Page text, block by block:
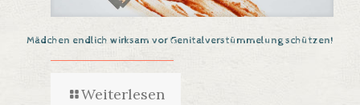
Mädchen endlich wirksam vor Genitalverstümmelung schützen!
Weiterlesen